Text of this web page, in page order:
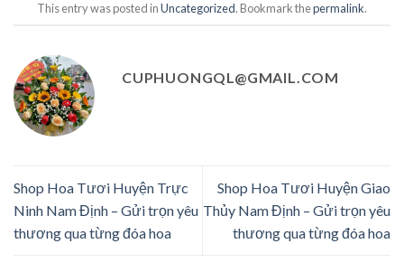
This entry was posted inUncategorized. Bookmark thepermalink.
CUPHUONGQL@GMAIL.COM
Shop Hoa Tươi Huyện Trực
Ninh Nam Định – Gửi trọn yêu
thương qua từng đóa hoa
Shop Hoa Tươi Huyện Giao
Thủy Nam Định – Gửi trọn yêu
thương qua từng đóa hoa